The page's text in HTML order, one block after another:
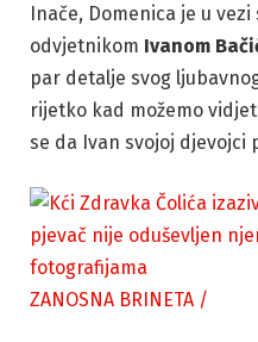
Inače, Domenica je u vezi
odvjetnikom Ivanom
par detalje svog
rijetko kad možemo
se da Ivan svojoj djevojci
ZANOSNA BRINETA /